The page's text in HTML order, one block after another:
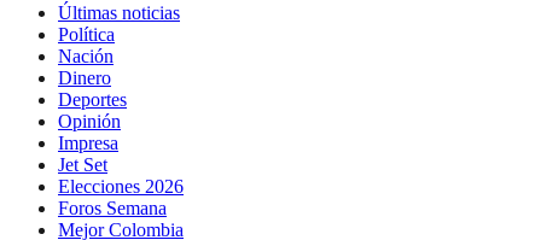
Últimas noticias
Política
Nación
Dinero
Deportes
Opinión
Impresa
Jet Set
Elecciones 2026
Foros Semana
Mejor Colombia